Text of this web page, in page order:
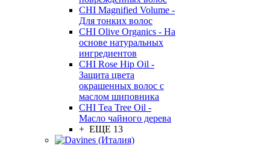
CHI Magnified Volume -
Для тонких волос
CHI Olive Organics - На
основе натуральных
ингредиентов
CHI Rose Hip Oil -
Защита цвета
окрашенных волос с
маслом шиповника
CHI Tea Tree Oil -
Масло чайного дерева
+ ЕЩЕ 13